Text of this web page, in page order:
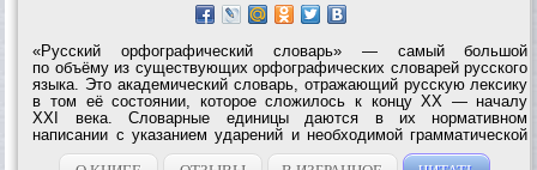
«Русский орфографический словарь» — самый большой
по объёму из существующих орфографических словарей русского
языка. Это академический словарь, отражающий русскую лексику
в том её состоянии, которое сложилось к концу XX — началу
XXI века. Словарные единицы даются в их нормативном
написании с указанием ударений и необходимой грамматической
информацией. Во 2-м издании объём словаря увеличен на 20 тыс.